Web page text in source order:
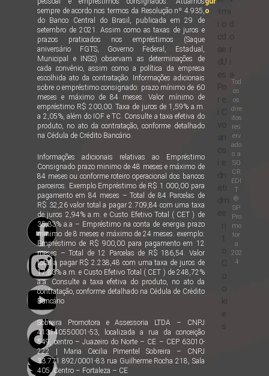
sempre de acordo nos termos da Resolução nº 4.935,
do Banco Central do Brasil, publicada em 29 de
setembro de 2021. Assim como as taxas de juros e
prazos praticados nos empréstimos (Saque
aniversário FGTS, Governo Federal, Estadual,
Municipal e INSS) observam as determinações de
cada convênio, assim como a política da empresa
escolhida ato da contratação. Informações adicionais
sobre o empréstimo consignado: prazo mínimo de 60
meses e máximo de 84 meses. Valor mínimo de
empréstimo R$ 200,00. Taxa de juros de 1,59% a.m.
a 2,05%, além do IOF e TC. Consulte a taxa efetiva do
produto, no ato da contratação, conforme detalhado
na Cédula de Crédito Bancário.
Informações adicionais relativas ao Empréstimo
Consignado prazo minimo de 48 meses e máximo de
84 meses ou conforme roteiro operacional dos bancos
parceiros. Exemplo Empréstimo de R$ 1.000,00 para
pagamento em 84 meses – Total de 84 Parcelas de
R$ 32,26 valor total a pagar 2.709,84 com uma taxa
de juros 2,94% a.m. e Custo Efetivo Total ( CET ) de
35,33% a.a – Empréstimo na conta de energia prazo
minimo de 8 meses e máximo de 24 meses. exemplo:
Empréstimo de R$ 900,00 para pagamento em 12
meses – Total de 12 Parcelas de R$ 186,54. Valor
total a pagar R$ 2.238,48 com uma taxa de juros de
17,83% a.m. e Custo Efetivo Total ( CET ) de 248,72%
a.a. Consulte a taxa efetiva do produto, no ato da
contratação, conforme detalhado na Cédula de Crédito
Bancário
Sobreira Promotora e Assessoria LTDA – CNPJ
413140550001-53, localizada a rua da conceição
549, centro – Juazeiro do Norte – CE – CEP 63010-
222 | Maria Cecilia Pimentel Sobreira – CNPJ
33.771.892/0001-83 rua Guilherme Rocha 218, Sala
405, Centro – Fortaleza – CE
o
i
c
a
d
e
P
r
m
o
d
e
U
s
o
e
o
ki
e
s
i
d
o
r
i
a
Tod
os
os
dire
itos
res
erv
ado
s a
SO
CR
EDI
T
®
SP
Pro
mo
tor
a
202
4